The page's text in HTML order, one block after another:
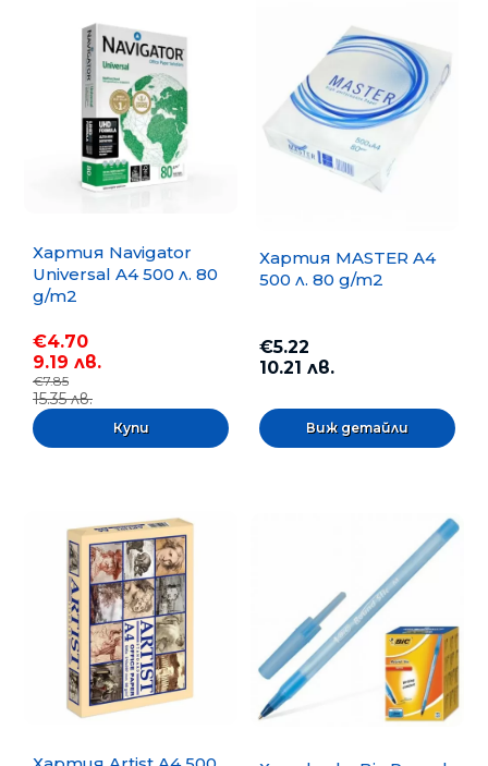
Хартия Navigator
Universal A4 500 л. 80
g/m2
€4.70
9.19 лв.
€7.85
15.35 лв.
Хартия MASTER A4
500 л. 80 g/m2
€5.22
10.21 лв.
Виж детайли